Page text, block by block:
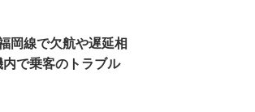
岡線で欠航や遅延相
で乗客のトラブル